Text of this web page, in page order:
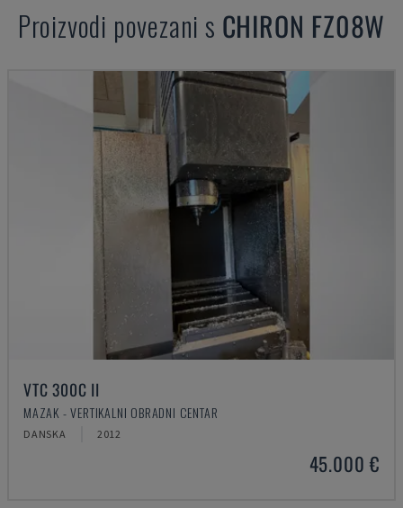
Proizvodi povezani s CHIRON FZ08W
VTC 300C II
MAZAK - VERTIKALNI OBRADNI CENTAR
DANSKA 2012
45.000 €